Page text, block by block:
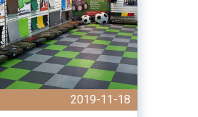
2019-11-18